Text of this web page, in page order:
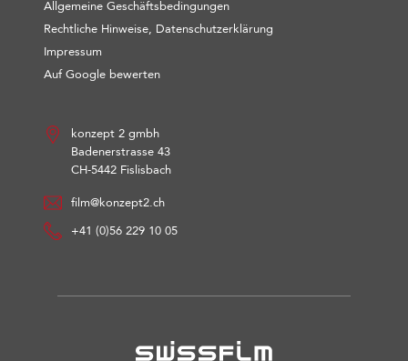
Allgemeine Geschäftsbedingungen
Rechtliche Hinweise, Datenschutzerklärung
Impressum
Auf Google bewerten
konzept 2 gmbh
Badenerstrasse 43
CH-5442 Fislisbach
film@konzept2.ch
+41 (0)56 229 10 05